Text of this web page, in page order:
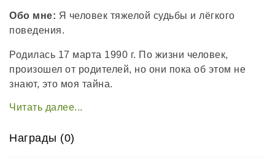
Обо мне: Я человек тяжелой судьбы и лёгкого
поведения.
Родилась 17 марта 1990 г. По жизни человек,
произошел от родителей, но они пока об этом не
знают, это моя тайна.
Плохо разбираюсь в музыке, любимых певцов нет.
ХОББИ- занимаюсь некоторыми вещами для души,
которые очень влияют на печень и загружают почки.
Награды (0)